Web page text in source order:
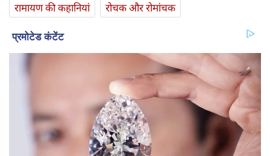
रामायण की कहानियां
रोचक और रोमांचक